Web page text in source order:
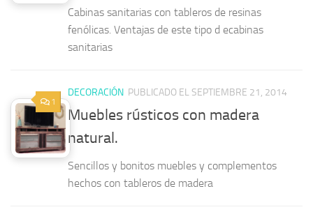
Cabinas sanitarias con tableros de resinas
fenólicas. Ventajas de este tipo d ecabinas
sanitarias
1
DECORACIÓN PUBLICADO EL SEPTIEMBRE 21, 2014
Muebles rústicos con madera
natural.
Sencillos y bonitos muebles y complementos
hechos con tableros de madera